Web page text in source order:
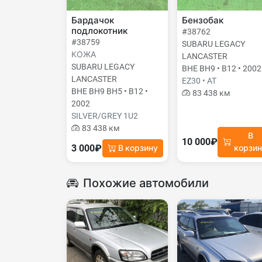
Бардачок
подлокотник
#38759
КОЖА
SUBARU LEGACY
LANCASTER
BHE BH9 BH5 • B12 •
2002
SILVER/GREY 1U2
83 438 км
3 000₽ В корзину
Бензобак
#38762
SUBARU LEGACY
LANCASTER
BHE BH9 • B12 • 2002
EZ30 • AT
83 438 км
10 000₽
В
Похожие автомобили